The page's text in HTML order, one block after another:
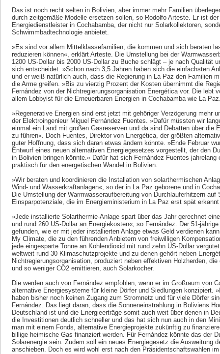
Das ist noch recht selten in Bolivien, aber immer mehr Familien
durch zeitgemäße Modelle ersetzen sollen, so Rodolfo Arteste. Er ist
Energiedienstleister in Cochabamba, der nicht nur Solarkollektoren,
Schwimmbadtechnologie anbietet.
»Es sind vor allem Mittelklassefamilien, die kommen und sich beraten
reduzieren können«, erklärt Arteste. Die Umstellung bei der
1200 US-Dollar bis 2000 US-Dollar zu Buche schlägt – je nach Qualität
sich entscheidet. »Schon nach 3,5 Jahren haben sich die einfachsten
und er weiß natürlich auch, dass die Regierung in La Paz den Familien
die Arme greifen. »Bis zu vierzig Prozent der Kosten übernimmt die
Fernández von der Nichtregierungsorganisation Energética vor. Die lebt
allem Lobbyist für die Erneuerbaren Energien in Cochabamba wie La
»Regenerative Energien sind erst jetzt mit gehöriger Verzögerung mehr
der Elektroingenieur Miguel Fernández Fuentes. »Dafür müssten wir
einmal ein Land mit großen Gasreserven und da sind Debatten über die
zu führen«. Doch Fuentes, Direktor von Energética, der größten
guter Hoffnung, dass sich daran etwas ändern könnte. »Ende Februar
Entwurf eines neuen alternativen Energiegesetzes vorgestellt, der den
in Bolivien bringen könnte.« Dafür hat sich Fernández Fuentes
praktisch für den energetischen Wandel in Bolivien.
»Wir beraten und koordinieren die Installation von solarthermischen
Wind- und Wasserkraftanlagen«, so der in La Paz geborene und in
Die Umstellung der Warmwasseraufbereitung von Durchlauferhitzern
Einsparpotenziale, die im Energieministerium in La Paz erst spät erkannt
»Jede installierte Solarthermie-Anlage spart über das Jahr gerechnet
und rund 260 US-Dollar an Energiekosten«, so Fernández. Der 51-
gefunden, wie er mit jeder installierten Anlage etwas Geld verdienen
My Climate, die zu den führenden Anbietern von freiwilligen
jede eingesparte Tonne an Kohlendioxid mit rund zehn US-Dollar
weltweit rund 30 Klimaschutzprojekte und zu denen gehört neben
Nichtregierungsorganisation, produziert neben effektiven Holzherden,
und so weniger CO2 emittieren, auch Solarkocher.
Die werden auch von Fernández empfohlen, wenn er im Großraum von
alternative Energiesysteme für kleine Dörfer und Siedlungen konzipiert.
haben bisher noch keinen Zugang zum Stromnetz und für viele Dörfer
Fernández. Das liegt daran, dass die Sonneneinstrahlung in Boliviens
Deutschland ist und die Energieerträge somit auch weit über denen in
die Investitionen deutlich schneller und das hat sich nun auch in den
man mit einem Fonds, alternative Energieprojekte zukünftig zu
billige heimische Gas finanziert werden. Für Fernández könnte das der
Solarenergie sein. Zudem soll ein neues Energiegesetz die Ausweitung
anschieben. Doch es wird wohl erst nach den Präsidentschaftswahlen